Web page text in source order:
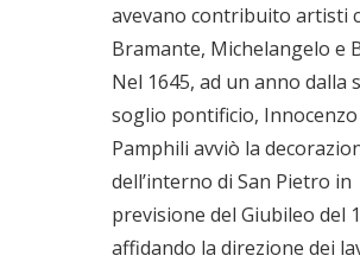
avevano contribuito artisti
Bramante, Michelangelo e
Nel 1645, ad un anno dalla
soglio pontificio, Innocenzo
Pamphili avviò la
dell’interno di San Pietro in
previsione del Giubileo del
affidando la direzione dei